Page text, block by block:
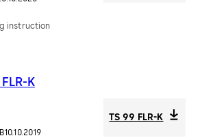
instruction
K
10.10.2019
TS 99 FLR-K